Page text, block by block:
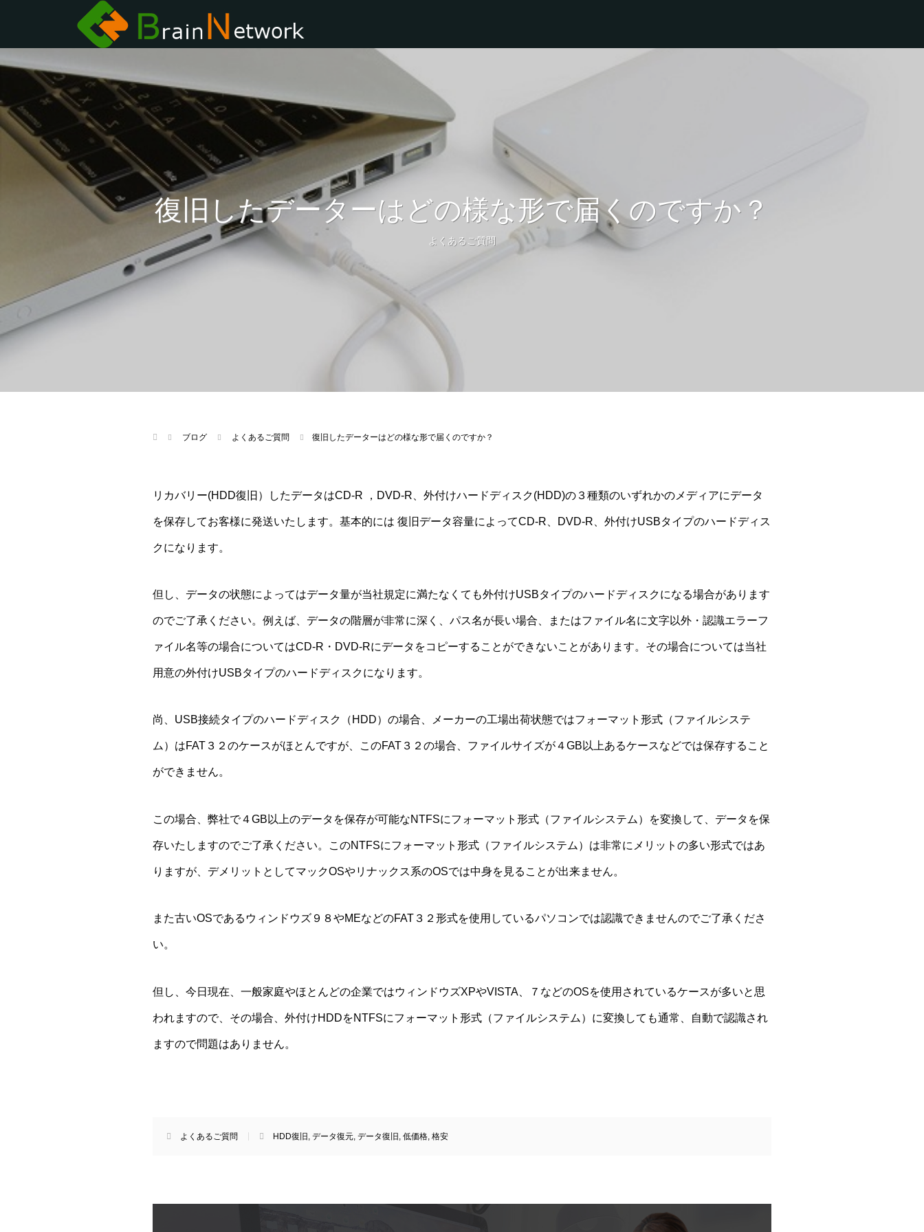
復旧したデーターはどの様な形で届くのですか？
よくあるご質問
ブログ よくあるご質問 復旧したデーターはどの様な形で届くのですか？
リカバリー(HDD復旧）したデータはCD-R ，DVD-R、外付けハードディスク(HDD)の３種類のいずれかのメディアにデータ
を保存してお客様に発送いたします。基本的には 復旧データ容量によってCD-R、DVD-R、外付けUSBタイプのハードディス
クになります。
但し、データの状態によってはデータ量が当社規定に満たなくても外付けUSBタイプのハードディスクになる場合があります
のでご了承ください。例えば、データの階層が非常に深く、パス名が長い場合、またはファイル名に文字以外・認識エラーフ
ァイル名等の場合についてはCD-R・DVD-Rにデータをコピーすることができないことがあります。その場合については当社
用意の外付けUSBタイプのハードディスクになります。
尚、USB接続タイプのハードディスク（HDD）の場合、メーカーの工場出荷状態ではフォーマット形式（ファイルシステ
ム）はFAT３２のケースがほとんですが、このFAT３２の場合、ファイルサイズが４GB以上あるケースなどでは保存すること
ができません。
この場合、弊社で４GB以上のデータを保存が可能なNTFSにフォーマット形式（ファイルシステム）を変換して、データを保
存いたしますのでご了承ください。このNTFSにフォーマット形式（ファイルシステム）は非常にメリットの多い形式ではあ
りますが、デメリットとしてマックOSやリナックス系のOSでは中身を見ることが出来ません。
また古いOSであるウィンドウズ９８やMEなどのFAT３２形式を使用しているパソコンでは認識できませんのでご了承くださ
い。
但し、今日現在、一般家庭やほとんどの企業ではウィンドウズXPやVISTA、７などのOSを使用されているケースが多いと思
われますので、その場合、外付けHDDをNTFSにフォーマット形式（ファイルシステム）に変換しても通常、自動で認識され
ますので問題はありません。
よくあるご質問 HDD復旧 データ復元 データ復旧 低価格 格安